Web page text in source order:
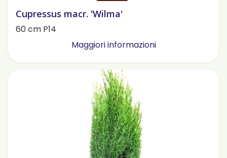
Cupressus macr. 'Wilma'
60 cm P14
Maggiori informazioni